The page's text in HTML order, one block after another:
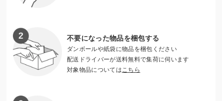
動物共生推進事業 公式HP
不要になった物品を梱包する
ダンボールや紙袋に物品を梱包ください
配送ドライバーが送料無料で集荷に伺います
対象物品についてはこちら